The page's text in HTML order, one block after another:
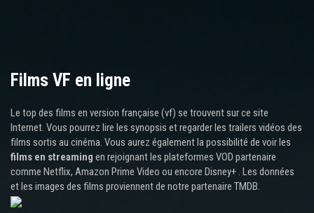
Films VF en ligne
Le top des films en version française (vf) se trouvent sur ce site
Internet. Vous pourrez lire les synopsis et regarder les trailers vidéos des
films sortis au cinéma. Vous aurez également la possibilité de voir les
films en streaming en rejoignant les plateformes VOD partenaire
comme Netflix, Amazon Prime Video ou encore Disney+ . Les données
et les images des films proviennent de notre partenaire TMDB.